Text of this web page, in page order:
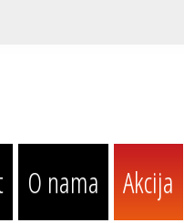
O nama Akcija